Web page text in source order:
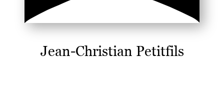
Jean-Christian Petitfils